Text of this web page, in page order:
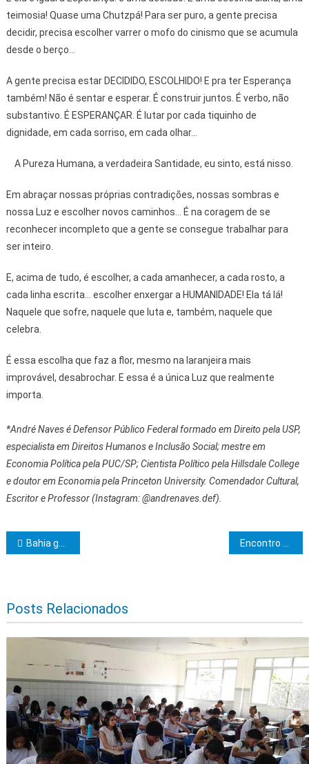
teimosia! Quase uma Chutzpá! Para ser puro, a gente precisa
decidir, precisa escolher varrer o mofo do cinismo que se acumula
desde o berço...
A gente precisa estar DECIDIDO, ESCOLHIDO! E pra ter Esperança
também! Não é sentar e esperar. É construir juntos. É verbo, não
substantivo. É ESPERANÇAR. É lutar por cada tiquinho de
dignidade, em cada sorriso, em cada olhar...
A Pureza Humana, a verdadeira Santidade, eu sinto, está nisso.
Em abraçar nossas próprias contradições, nossas sombras e
nossa Luz e escolher novos caminhos... É na coragem de se
reconhecer incompleto que a gente se consegue trabalhar para
ser inteiro.
E, acima de tudo, é escolher, a cada amanhecer, a cada rosto, a
cada linha escrita... escolher enxergar a HUMANIDADE! Ela tá lá!
Naquele que sofre, naquele que luta e, também, naquele que
celebra.
É essa escolha que faz a flor, mesmo na laranjeira mais
improvável, desabrochar. E essa é a única Luz que realmente
importa.
*André Naves é Defensor Público Federal formado em Direito pela USP,
especialista em Direitos Humanos e Inclusão Social; mestre em
Economia Política pela PUC/SP; Cientista Político pela Hillsdale College
e doutor em Economia pela Princeton University. Comendador Cultural,
Escritor e Professor (Instagram: @andrenaves.def).
Navegação de Post
Bahia ganha reforço de mais de 3,7 mil voos nacionais no verão 2025/2026
Posts Relacionados